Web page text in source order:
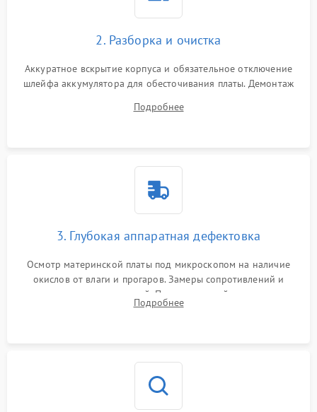
2. Разборка и очистка
Аккуратное вскрытие корпуса и обязательное отключение
шлейфа аккумулятора для обесточивания платы. Демонтаж
высохшей термопасты с кристаллов чипов.
Подробнее
3. Глубокая аппаратная дефектовка
Осмотр материнской платы под микроскопом на наличие
окислов от влаги и прогаров. Замеры сопротивлений и
дежурных напряжений. Проверка цепей питания,
мультиконтроллера, процессора и видеочипа.
Подробнее